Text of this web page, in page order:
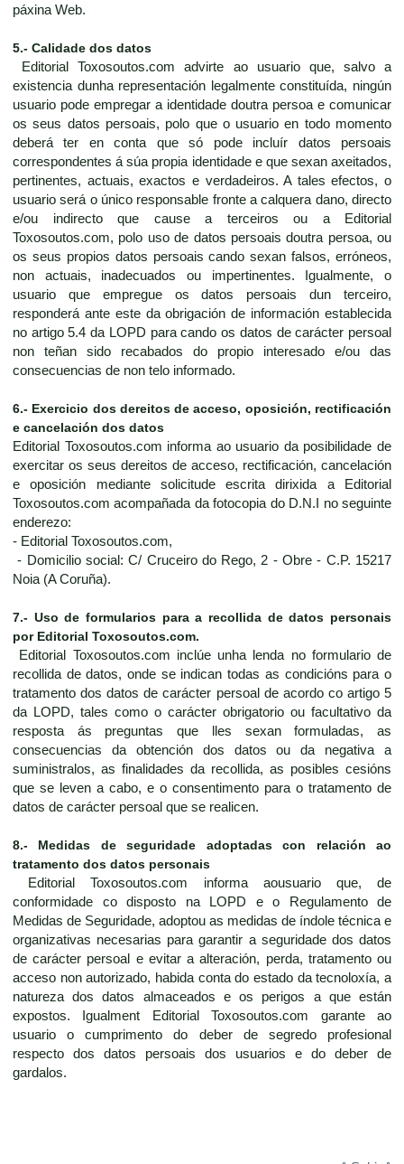
páxina Web.
5.- Calidade dos datos
Editorial Toxosoutos.com advirte ao usuario que, salvo a
existencia dunha representación legalmente constituída, ningún
usuario pode empregar a identidade doutra persoa e comunicar
os seus datos persoais, polo que o usuario en todo momento
deberá ter en conta que só pode incluír datos persoais
correspondentes á súa propia identidade e que sexan axeitados,
pertinentes, actuais, exactos e verdadeiros. A tales efectos, o
usuario será o único responsable fronte a calquera dano, directo
e/ou indirecto que cause a terceiros ou a Editorial
Toxosoutos.com, polo uso de datos persoais doutra persoa, ou
os seus propios datos persoais cando sexan falsos, erróneos,
non actuais, inadecuados ou impertinentes. Igualmente, o
usuario que empregue os datos persoais dun terceiro,
responderá ante este da obrigación de información establecida
no artigo 5.4 da LOPD para cando os datos de carácter persoal
non teñan sido recabados do propio interesado e/ou das
consecuencias de non telo informado.
6.- Exercicio dos dereitos de acceso, oposición, rectificación
e cancelación dos datos
Editorial Toxosoutos.com informa ao usuario da posibilidade de
exercitar os seus dereitos de acceso, rectificación, cancelación
e oposición mediante solicitude escrita dirixida a Editorial
Toxosoutos.com acompañada da fotocopia do D.N.I no seguinte
enderezo:
- Editorial Toxosoutos.com,
- Domicilio social: C/ Cruceiro do Rego, 2 - Obre - C.P. 15217
Noia (A Coruña).
7.- Uso de formularios para a recollida de datos personais
por Editorial Toxosoutos.com.
Editorial Toxosoutos.com inclúe unha lenda no formulario de
recollida de datos, onde se indican todas as condicións para o
tratamento dos datos de carácter persoal de acordo co artigo 5
da LOPD, tales como o carácter obrigatorio ou facultativo da
resposta ás preguntas que lles sexan formuladas, as
consecuencias da obtención dos datos ou da negativa a
suministralos, as finalidades da recollida, as posibles cesións
que se leven a cabo, e o consentimento para o tratamento de
datos de carácter persoal que se realicen.
8.- Medidas de seguridade adoptadas con relación ao
tratamento dos datos personais
Editorial Toxosoutos.com informa aousuario que, de
conformidade co disposto na LOPD e o Regulamento de
Medidas de Seguridade, adoptou as medidas de índole técnica e
organizativas necesarias para garantir a seguridade dos datos
de carácter persoal e evitar a alteración, perda, tratamento ou
acceso non autorizado, habida conta do estado da tecnoloxía, a
natureza dos datos almaceados e os perigos a que están
expostos. Igualment Editorial Toxosoutos.com garante ao
usuario o cumprimento do deber de segredo profesional
respecto dos datos persoais dos usuarios e do deber de
gardalos.